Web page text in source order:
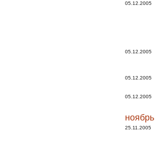
05.12.2005
05.12.2005
05.12.2005
05.12.2005
ноябрь
25.11.2005